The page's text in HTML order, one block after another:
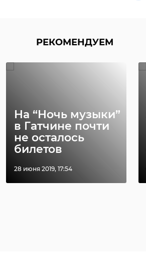
РЕКОМЕНДУЕМ
На “Ночь музыки”
в Гатчине почти
не осталось
билетов
28 июня 2019, 17:54